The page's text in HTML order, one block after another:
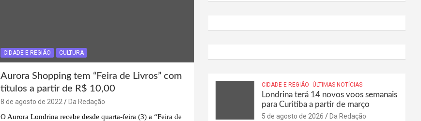
CIDADE E REGIÃO CULTURA
Aurora Shopping tem “Feira de Livros” com
títulos a partir de R$ 10,00
8 de agosto de 2022
Da Redação
O Aurora Londrina recebe desde quarta-feira (3) a “Feira de
CIDADE E REGIÃO ÚLTIMAS NOTÍCIAS
Londrina terá 14 novos voos semanais
para Curitiba a partir de março
5 de agosto de 2026 Da Redação